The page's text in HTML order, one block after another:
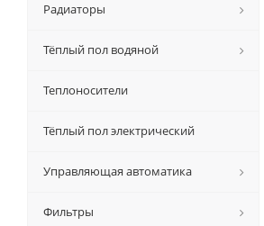
Радиаторы
Тёплый пол водяной
Теплоносители
Тёплый пол электрический
Управляющая автоматика
Фильтры